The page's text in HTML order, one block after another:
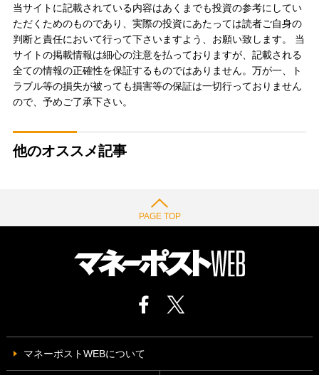
当サイトに記載されている内容はあくまでも投資の参考にしてい
ただくためのものであり、実際の投資にあたっては読者ご自身の
判断と責任において行って下さいますよう、お願い致します。 当
サイトの掲載情報は細心の注意を払っておりますが、記載される
全ての情報の正確性を保証するものではありません。万が一、ト
ラブル等の損失が被っても損害等の保証は一切行っておりません
ので、予めご了承下さい。
他のオススメ記事
PAGE TOP
マネーポストWEBについて